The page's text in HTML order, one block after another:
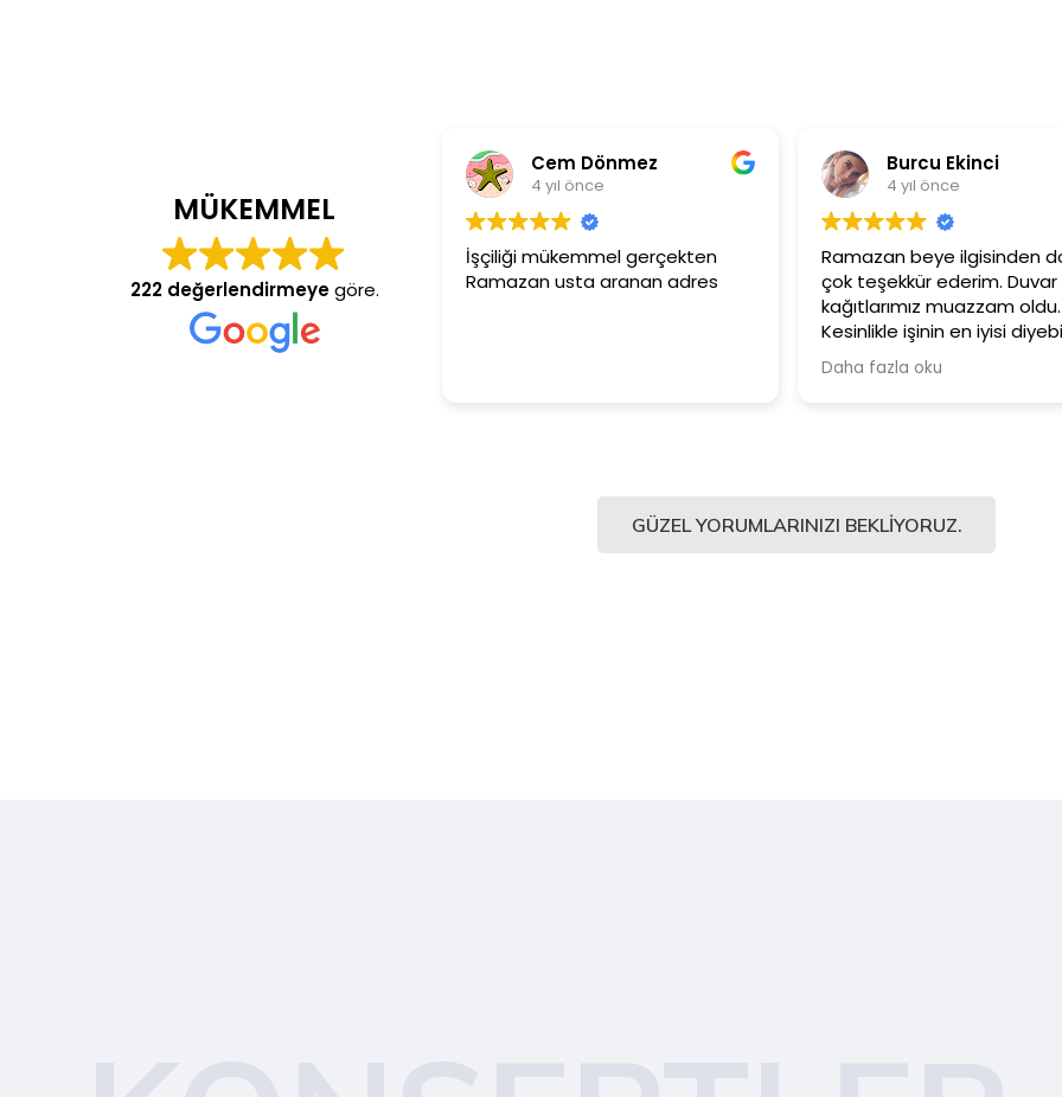
MÜKEMMEL
222 değerlendirmeyegöre.
İşçiliği mükemmel gerçekten
Ramazan usta aranan adres
Burcu Ekinci
Ramazan beye ilgisinden dolayı
çok teşekkür ederim. Duvar
kağıtlarımız muazzam oldu.
Kesinlikle işinin en iyisi diyebilirim.
Şiddetle tavsiye ediyorum.
Ürünler
Güler
GÜZEL YORUMLARINIZI BEKLIYORUZ.